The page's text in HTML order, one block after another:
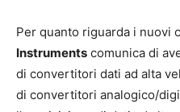
Per quanto riguarda i nuovi
Instruments comunica di
di convertitori dati ad alta
di convertitori analogico/